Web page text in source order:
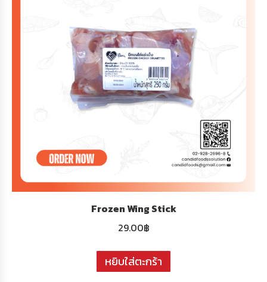
Frozen Wing Stick
29.00฿
หยิบใส่ตะกร้า